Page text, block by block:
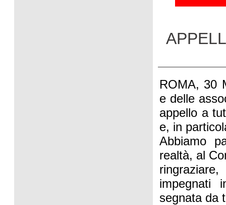
ROMA, 30
e delle
appello a
e, in
Abbiamo
realtà, al
impegnati
segnata da